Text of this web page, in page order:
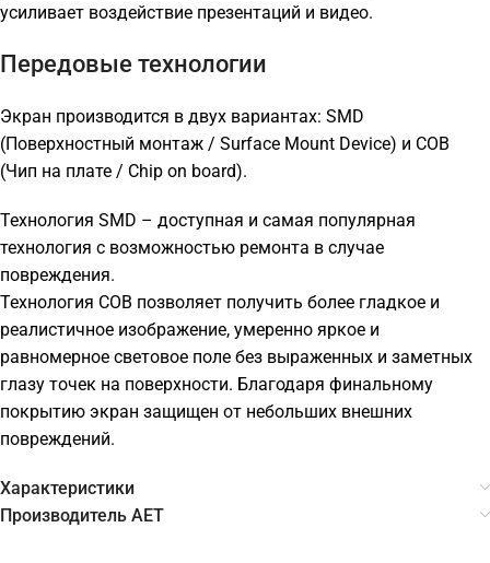
усиливает воздействие презентаций и видео.
Передовые технологии
Экран производится в двух вариантах: SMD
(Поверхностный монтаж / Surface Mount Device) и COB
(Чип на плате / Chip on board).
Технология SMD – доступная и самая популярная
технология с возможностью ремонта в случае
повреждения.
Технология COB позволяет получить более гладкое и
реалистичное изображение, умеренно яркое и
равномерное световое поле без выраженных и заметных
глазу точек на поверхности. Благодаря финальному
покрытию экран защищен от небольших внешних
повреждений.
Характеристики
Производитель AET